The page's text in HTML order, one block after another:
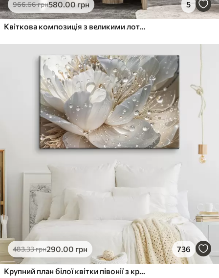
Від 455 .00 грн
✓Яскраві, насичені кольори
Поверхня з текстурою полотна
Екологічний матеріал
966.66грн580.00 грн 5
Квіткова композиція з великими лотосами в пастельно-кораловій гамі
483.33грн290.00 грн 736
Крупний план білої квітки півонії з крапельками води на пелюстках на розмитому фоні